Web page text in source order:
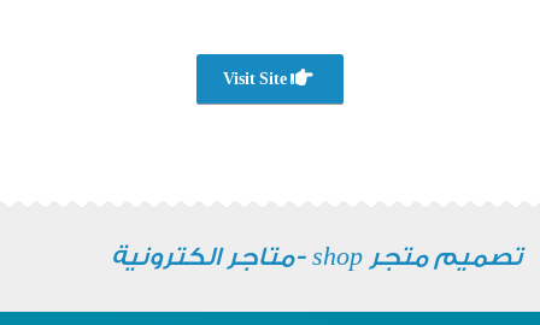
تصميم متجر shop -متاجر الكترونية